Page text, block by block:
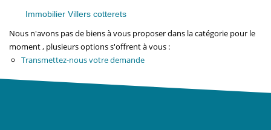
Nous Rejoindre
CONTACT
EN
Immobilier Villers cotterets
Nous n'avons pas de biens à vous proposer dans la catégorie pour le
moment , plusieurs options s'offrent à vous :
Transmettez-nous votre demande